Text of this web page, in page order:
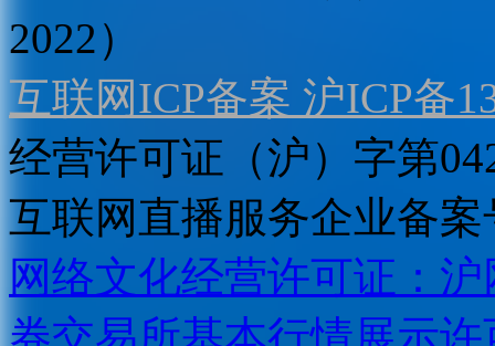
2022）
互联网ICP备案 沪ICP备
经营许可证（沪）字第
互联网直播服务企业备案
网络文化经营许可证：
券交易所基本行情展示许